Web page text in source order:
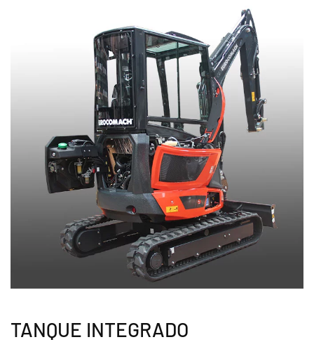
TANQUE INTEGRADO